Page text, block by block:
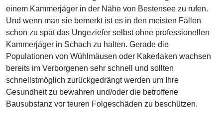
einem Kammerjäger in der Nähe von Bestensee zu rufen.
Und wenn man sie bemerkt ist es in den meisten Fällen
schon zu spät das Ungeziefer selbst ohne professionellen
Kammerjäger in Schach zu halten. Gerade die
Populationen von Wühlmäusen oder Kakerlaken wachsen
bereits im Verborgenen sehr schnell und sollten
schnellstmöglich zurückgedrängt werden um Ihre
Gesundheit zu bewahren und/oder die betroffene
Bausubstanz vor teuren Folgeschäden zu beschützen.